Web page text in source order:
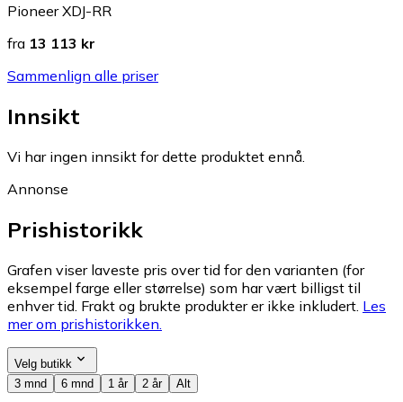
Pioneer XDJ-RR
fra 13 113 kr
Sammenlign alle priser
Innsikt
Vi har ingen innsikt for dette produktet ennå.
Annonse
Prishistorikk
Grafen viser laveste pris over tid for den varianten (for
eksempel farge eller størrelse) som har vært billigst til
enhver tid. Frakt og brukte produkter er ikke inkludert. Les
mer om prishistorikken.
Velg butikk
3 mnd
6 mnd 1 år 2 år Alt